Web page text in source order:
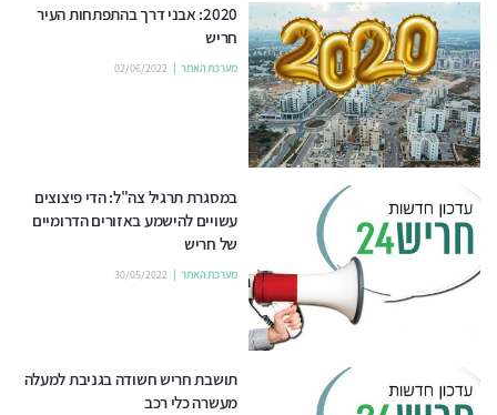
2020: אבני דרך בהתפתחות העיר
חריש
מערכת האתר 02/06/2022
במסגרת תרגיל צה"ל: הדי פיצוצים
עשויים להישמע באזורים הדרומיים
של חריש
מערכת האתר 30/05/2022
תושבת חריש חשודה בגניבת למעלה
מעשרה כלי רכב